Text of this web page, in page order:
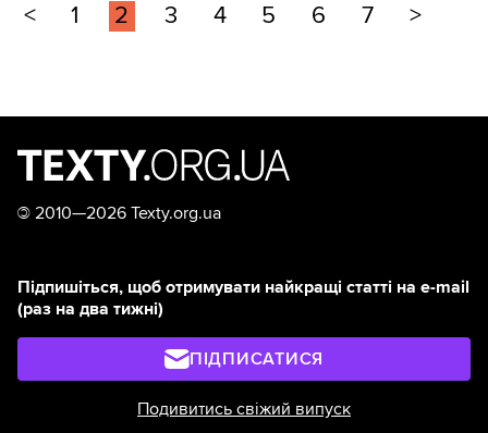
< 1 2 3 4 5 6 7 >
© 2010—2026 Texty.org.ua
Підпишіться, щоб отримувати найкращі статті на e-mail
(раз на два тижні)
ПІДПИСАТИСЯ
Подивитись свіжий випуск